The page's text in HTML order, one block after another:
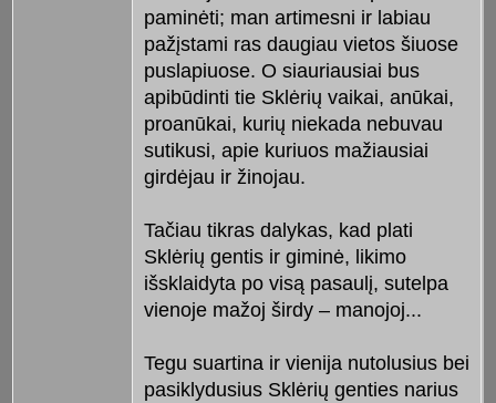
paminėti; man artimesni ir labiau
pažįstami ras daugiau vietos šiuose
puslapiuose. O siauriausiai bus
apibūdinti tie Sklėrių vaikai, anūkai,
proanūkai, kurių niekada nebuvau
sutikusi, apie kuriuos mažiausiai
girdėjau ir žinojau.
Tačiau tikras dalykas, kad plati
Sklėrių gentis ir giminė, likimo
išsklaidyta po visą pasaulį, sutelpa
vienoje mažoj širdy – manojoj...
Tegu suartina ir vienija nutolusius bei
pasiklydusius Sklėrių genties narius